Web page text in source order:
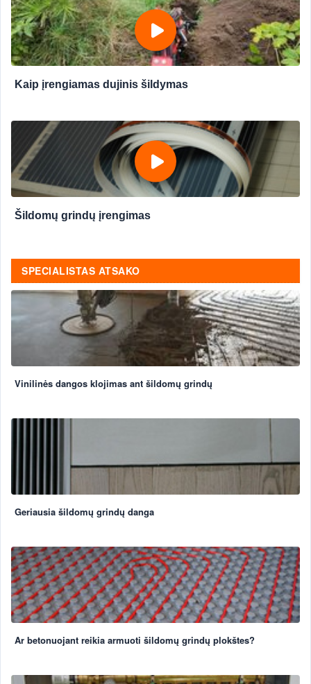
Kaip įrengiamas dujinis šildymas
Šildomų grindų įrengimas
SPECIALISTAS ATSAKO
Vinilinės dangos klojimas ant šildomų grindų
Geriausia šildomų grindų danga
Ar betonuojant reikia armuoti šildomų grindų plokštes?